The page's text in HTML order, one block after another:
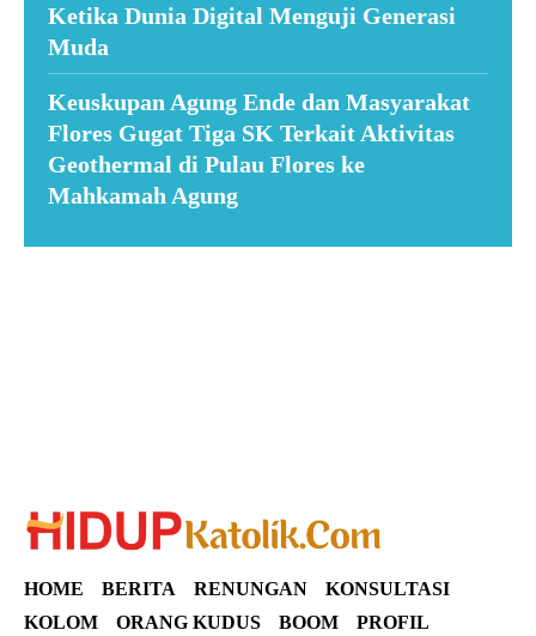
Ketika Dunia Digital Menguji Generasi
Muda
Keuskupan Agung Ende dan Masyarakat
Flores Gugat Tiga SK Terkait Aktivitas
Geothermal di Pulau Flores ke
Mahkamah Agung
HOME BERITA RENUNGAN
KONSULTASI
KOLOM
ORANG KUDUS BOOM
PROFIL